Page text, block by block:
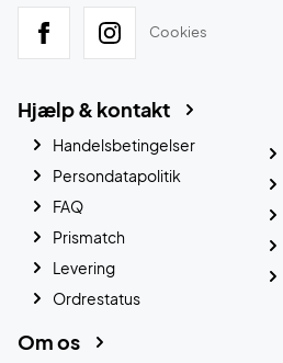
Cookies
Hjælp & kontakt
Handelsbetingelser
Persondatapolitik
FAQ
Prismatch
Levering
Ordrestatus
Om os